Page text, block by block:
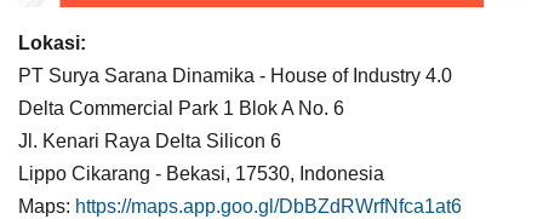
Lokasi:
PT Surya Sarana Dinamika - House of Industry 4.0
Delta Commercial Park 1 Blok A No. 6
Jl. Kenari Raya Delta Silicon 6
Lippo Cikarang - Bekasi, 17530, Indonesia
Maps: https://maps.app.goo.gl/DbBZdRWrfNfca1at6